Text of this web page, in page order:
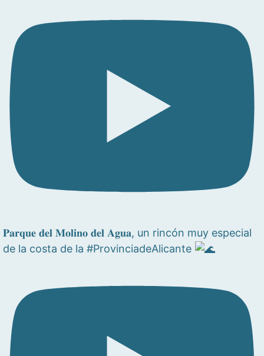
𝐏𝐚𝐫𝐪𝐮𝐞 𝐝𝐞𝐥 𝐌𝐨𝐥𝐢𝐧𝐨 𝐝𝐞𝐥 𝐀𝐠𝐮𝐚, un rincón muy especial
de la costa de la #ProvinciadeAlicante